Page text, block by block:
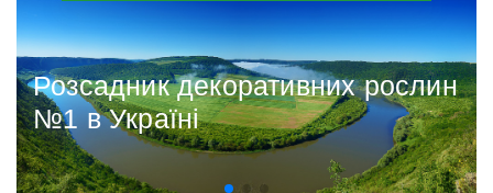
Листяні
Хвойні
Ліани
Багаторічники
Різдвяні ялинки